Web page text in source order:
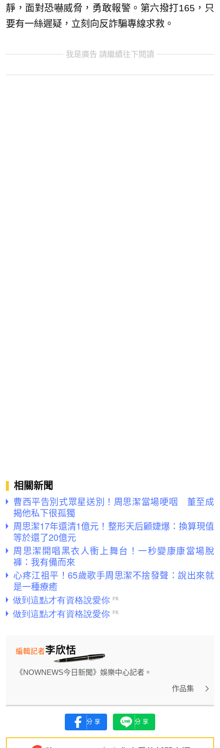
靜，面對恐嚇威脅，勇敢報警。第六撥打165，只
要有一絲遲疑，立刻向反詐騙專線求救。
我是廣告 請繼續往下閱讀
相關新聞
曹西平告別式眾星送別！周思潔當場哽咽 董至成
揭他私下很孤獨
周思潔17年還清1億元！整形天后顧婕爆：換算現值
等於還了20億元
周思潔開唱黑衣人衝上舞台！一秒變康康當場脫
褲：我有備而來
心疼江祖平！65歲歌手周思潔不捨發聲：說出來就
是一種療癒
李欣恬
編輯記者
《NOWNEWS今日新聞》娛樂中心記者。
作品集
分享 分享